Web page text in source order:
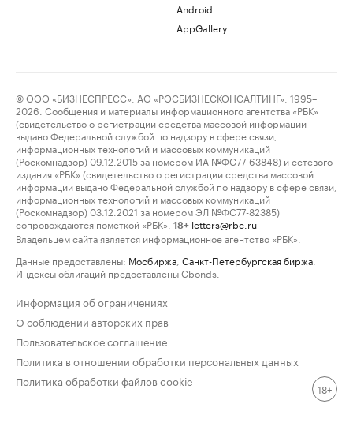
Android
AppGallery
© ООО «БИЗНЕСПРЕСС», АО «РОСБИЗНЕСКОНСАЛТИНГ», 1995–
2026. Сообщения и материалы информационного агентства «РБК»
(свидетельство о регистрации средства массовой информации
выдано Федеральной службой по надзору в сфере связи,
информационных технологий и массовых коммуникаций
(Роскомнадзор) 09.12.2015 за номером ИА №ФС77-63848) и сетевого
издания «РБК» (свидетельство о регистрации средства массовой
информации выдано Федеральной службой по надзору в сфере связи,
информационных технологий и массовых коммуникаций
(Роскомнадзор) 03.12.2021 за номером ЭЛ №ФС77-82385)
сопровождаются пометкой «РБК».
18+ letters@rbc.ru
Владельцем сайта является информационное агентство «РБК».
Данные предоставлены: Мосбиржа Санкт-Петербургская биржа
Индексы облигаций предоставлены Cbonds.
Информация об ограничениях
О соблюдении авторских прав
Пользовательское соглашение
Политика в отношении обработки персональных данных
Политика обработки файлов cookie
18+